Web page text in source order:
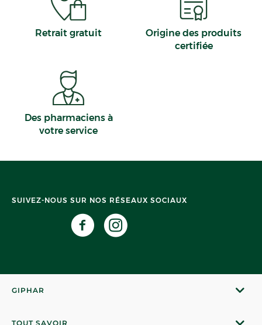
Retrait gratuit
Origine des produits
certifiée
Des pharmaciens à
votre service
SUIVEZ-NOUS SUR NOS RÉSEAUX SOCIAUX
GIPHAR
TOUT SAVOIR